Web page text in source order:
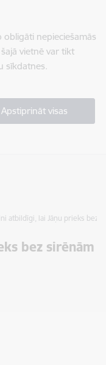
nepieciešamās
vietnē var tikt
sīkdatnes.
Apstiprināt visas
atbildīgi, lai Jāņu prieks bez
bez sirēnām